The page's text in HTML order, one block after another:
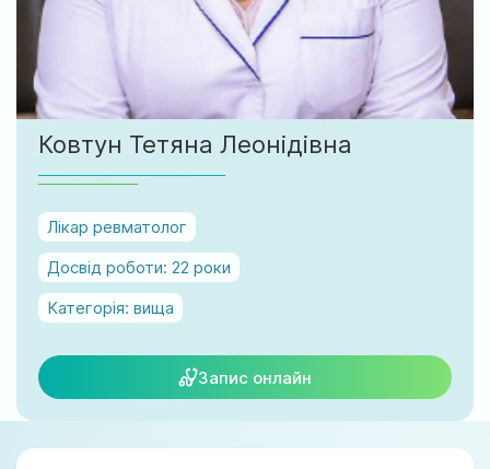
0
Новини
228
Місцезнаходження:
м. Ірпінь, вул. Соборна, 128/1
Сб: 08:00-18:00
Нд: 9:00-17:00
official@test.test.vesta-med.com
Ковтун Тетяна Леонідівна
Лікар ревматолог
Досвід роботи: 22 роки
Категорія: вища
Запис онлайн